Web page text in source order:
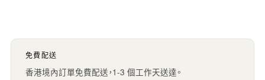
免費配送
香港境內訂單免費配送，1-3 個工作天送達。